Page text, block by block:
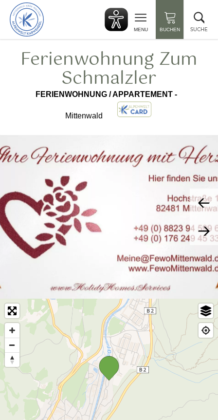
zurück
zur
Startseite
MENU BUCHEN SUCHE
Ferienwohnung Zum
Schmalzler
FERIENWOHNUNG / APPARTEMENT -
Mittenwald